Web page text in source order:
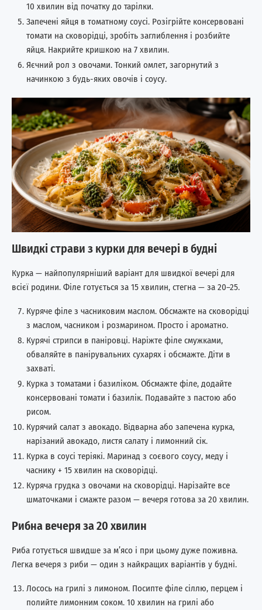
10 хвилин від початку до тарілки.
Запечені яйця в томатному соусі. Розігрійте консервовані
томати на сковорідці, зробіть заглиблення і розбийте
яйця. Накрийте кришкою на 7 хвилин.
Яєчний рол з овочами. Тонкий омлет, загорнутий з
начинкою з будь-яких овочів і соусу.
Швидкі страви з курки для вечері в будні
Курка — найпопулярніший варіант для швидкої вечері для
всієї родини. Філе готується за 15 хвилин, стегна — за 20–25.
Куряче філе з часниковим маслом. Обсмажте на сковорідці
з маслом, часником і розмарином. Просто і ароматно.
Курячі стрипси в паніровці. Наріжте філе смужками,
обваляйте в панірувальних сухарях і обсмажте. Діти в
захваті.
Курка з томатами і базиліком. Обсмажте філе, додайте
консервовані томати і базилік. Подавайте з пастою або
рисом.
Курячий салат з авокадо. Відварна або запечена курка,
нарізаний авокадо, листя салату і лимонний сік.
Курка в соусі теріякі. Маринад з соєвого соусу, меду і
часнику + 15 хвилин на сковорідці.
Куряча грудка з овочами на сковорідці. Нарізайте все
шматочками і смажте разом — вечеря готова за 20 хвилин.
Рибна вечеря за 20 хвилин
Риба готується швидше за м’ясо і при цьому дуже поживна.
Легка вечеря з риби — один з найкращих варіантів у будні.
Лосось на грилі з лимоном. Посипте філе сіллю, перцем і
полийте лимонним соком. 10 хвилин на грилі або